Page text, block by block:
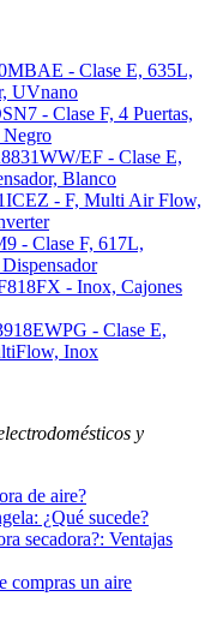
- Clase E, 635L,
UVnano
- Clase F, 4 Puertas,
EF - Clase E,
Blanco
- F, Multi Air Flow,
- Clase F, 617L,
- Inox, Cajones
- Clase E,
Inox
y
de aire?
¿Qué sucede?
secadora?: Ventajas
compras un aire